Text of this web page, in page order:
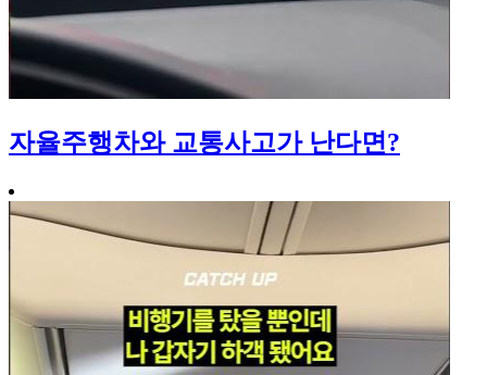
자율주행차와 교통사고가 난다면?